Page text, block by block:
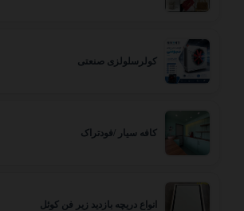
کولرسلولزی صنعتی
کافه سیار /فودتراک
انواع دریچه بازدید زیر فن کوئل